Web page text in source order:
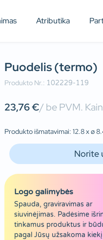
Atributika
Puodelis (termo)
Produkto Nr.: 102229-119
23,76€/ be PVM.
Produkto išmatavimai: 12.8 x ø
Norite
Logo galimybės
Spauda, graviravimas ar
siuvinėjimas. Padėsime
tinkamus produktus ir
pagal Jūsų užsakoma